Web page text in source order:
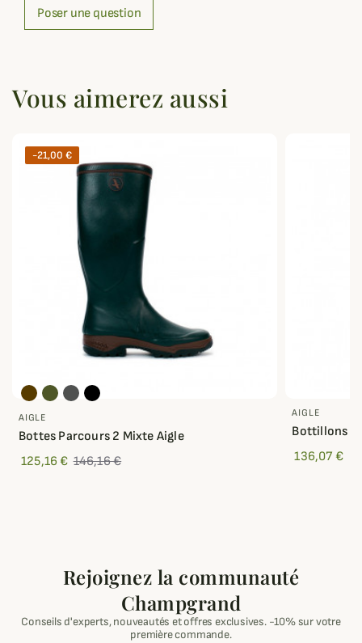
Poser une question
Vous aimerez aussi
-21,00 €
AIGLE
Bottes Parcours 2 Mixte Aigle
125,16 € 146,16 €
AIGLE
Bottillons
136,07 €
Rejoignez la communauté
Champgrand
Conseils d'experts, nouveautés et offres exclusives. -10% sur votre
première commande.